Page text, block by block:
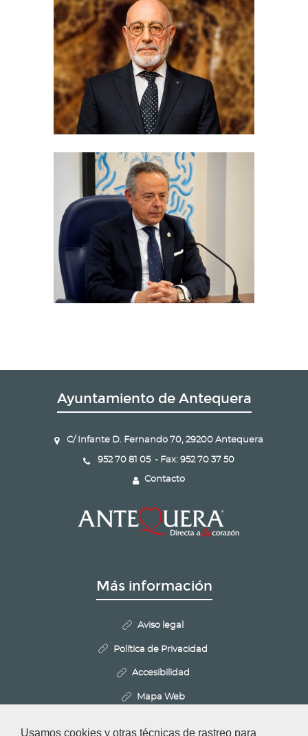
Usamos cookies y otras técnicas de rastreo para
Ayuntamiento de Antequera
C/ Infante D. Fernando 70, 29200 Antequera
952 70 81 05 - Fax: 952 70 37 50
Contacto
Más información
Aviso legal
Política de Privacidad
Accesibilidad
Mapa Web